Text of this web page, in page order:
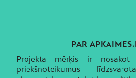
PAR
Projekta mērķis ir nosakot
priekšnoteikumus